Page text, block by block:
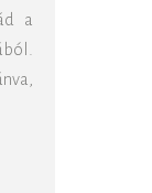
a